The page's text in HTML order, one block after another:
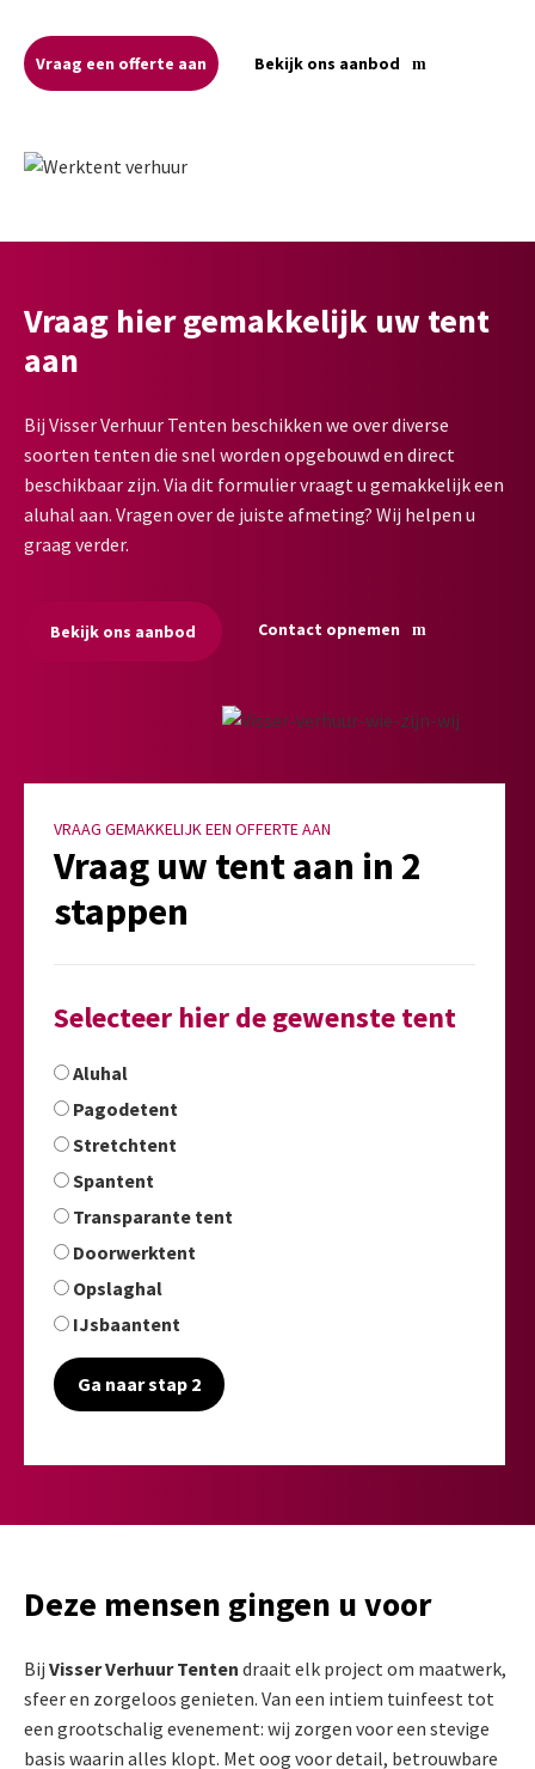
Vraag een offerte aan Bekijk ons aanbod
Vraag hier gemakkelijk uw tent
aan
Bij Visser Verhuur Tenten beschikken we over diverse
soorten tenten die snel worden opgebouwd en direct
beschikbaar zijn. Via dit formulier vraagt u gemakkelijk een
aluhal aan. Vragen over de juiste afmeting? Wij helpen u
graag verder.
Bekijk ons aanbod Contact opnemen
VRAAG GEMAKKELIJK EEN OFFERTE AAN
Vraag uw tent aan in 2
stappen
Selecteer hier de gewenste tent
Aluhal
Pagodetent
Stretchtent
Spantent
Transparante tent
Doorwerktent
Opslaghal
IJsbaantent
Ga naar stap 2
Deze mensen gingen u voor
Bij Visser Verhuur Tenten draait elk project om maatwerk,
sfeer en zorgeloos genieten. Van een intiem tuinfeest tot
een grootschalig evenement: wij zorgen voor een stevige
basis waarin alles klopt. Met oog voor detail, betrouwbare